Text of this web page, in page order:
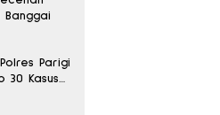
Banggai
Parigi
30 Kasus